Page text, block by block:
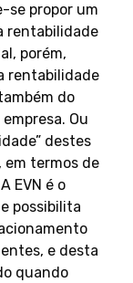
se propor um
rentabilidade
porém,
rentabilidade
do
Ou
destes
em termos de
EVN é o
possibilita
e desta
quando